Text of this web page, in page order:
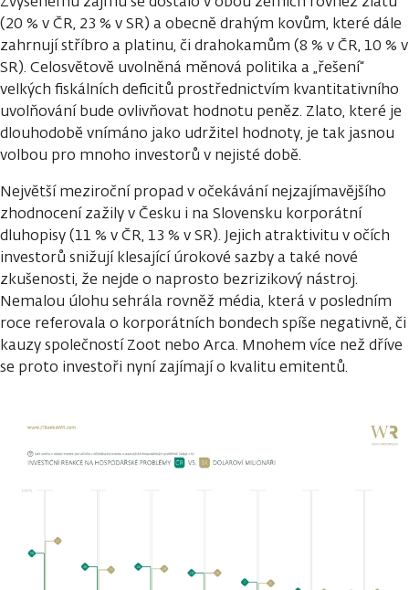
(20 % v ČR, 23 % v SR) a obecně drahým kovům, které dále
zahrnují stříbro a platinu, či drahokamům (8 % v ČR, 10 % v
SR). Celosvětově uvolněná měnová politika a „řešení“
velkých fiskálních deficitů prostřednictvím kvantitativního
uvolňování bude ovlivňovat hodnotu peněz. Zlato, které je
dlouhodobě vnímáno jako udržitel hodnoty, je tak jasnou
volbou pro mnoho investorů v nejisté době.
Největší meziroční propad v očekávání nejzajímavějšího
zhodnocení zažily v Česku i na Slovensku korporátní
dluhopisy (11 % v ČR, 13 % v SR). Jejich atraktivitu v očích
investorů snižují klesající úrokové sazby a také nové
zkušenosti, že nejde o naprosto bezrizikový nástroj.
Nemalou úlohu sehrála rovněž média, která v posledním
roce referovala o korporátních bondech spíše negativně, či
kauzy společností Zoot nebo Arca. Mnohem více než dříve
se proto investoři nyní zajímají o kvalitu emitentů.